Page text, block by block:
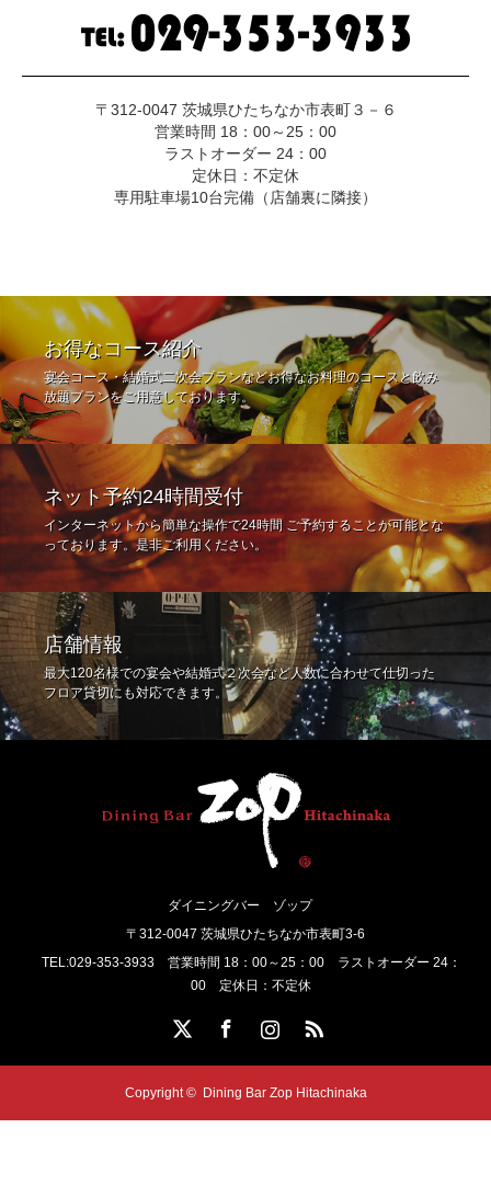
〒312-0047 茨城県ひたちなか市表町３－６
営業時間 18：00～25：00
ラストオーダー 24：00
定休日：不定休
専用駐車場10台完備（店舗裏に隣接）
お得なコース紹介
宴会コース・結婚式二次会プランなどお得なお料理のコースと飲み
放題プランをご用意しております。
ネット予約24時間受付
インターネットから簡単な操作で24時間 ご予約することが可能とな
っております。是非ご利用ください。
店舗情報
最大120名様での宴会や結婚式２次会など人数に合わせて仕切った
フロア貸切にも対応できます。
ダイニングバー ゾップ
〒312-0047 茨城県ひたちなか市表町3-6
TEL:029-353-3933 営業時間 18：00～25：00 ラストオーダー 24：
00 定休日：不定休
InstagramRSS
Copyright © Dining Bar Zop Hitachinaka